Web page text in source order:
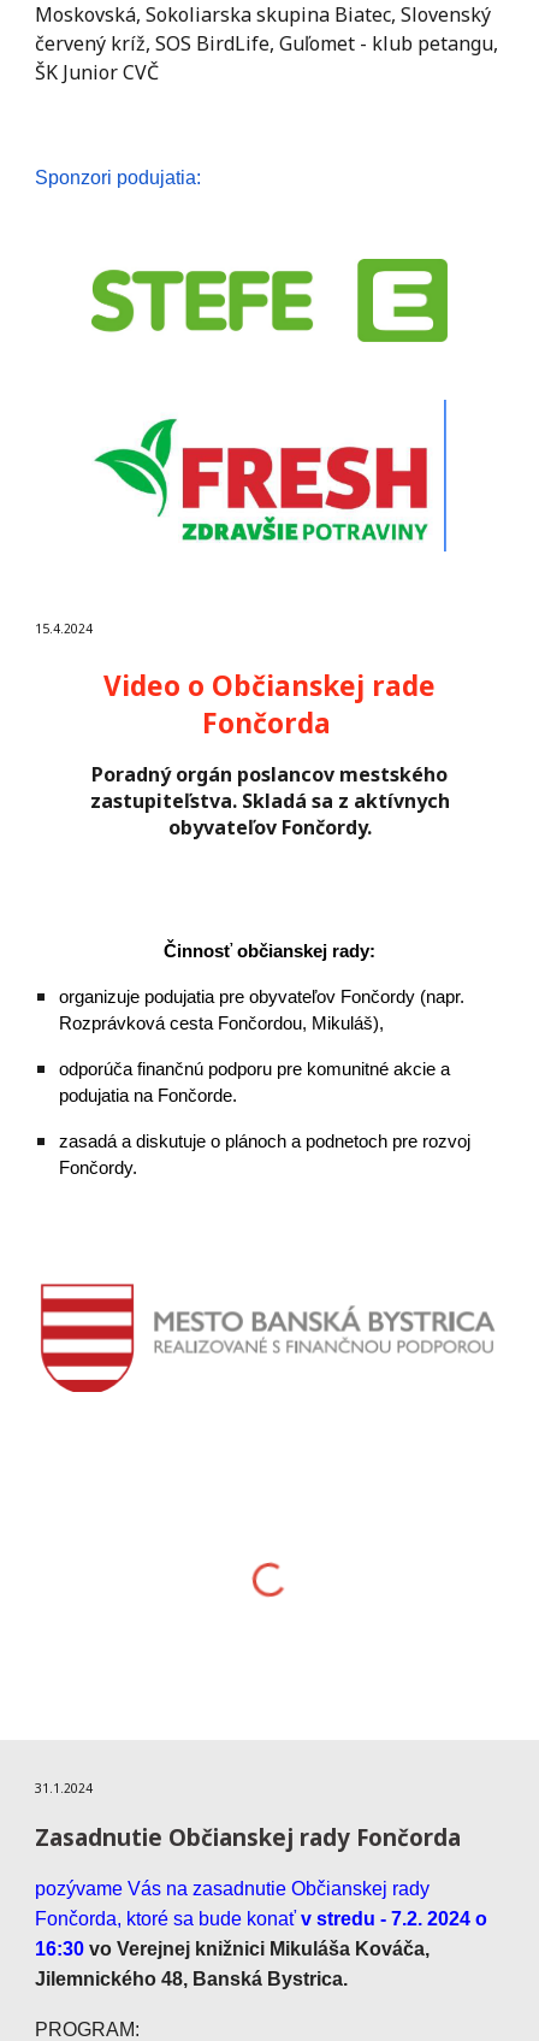
Moskovská, Sokoliarska skupina Biatec, Slovenský
červený kríž,SOS BirdLife,Guľomet - klub petangu,
ŠK Junior CVČ
Sponzori podujatia:
15.4.2024
Video o Občianskej rade
Fončorda
Poradný orgán poslancov mestského
zastupiteľstva. Skladá sa z aktívnych
obyvateľov Fončordy.
Činnosť občianskej rady:
organizuje podujatia pre obyvateľov Fončordy (napr.
Rozprávková cesta Fončordou, Mikuláš),
odporúča finančnú podporu pre komunitné akcie a
podujatia na Fončorde.
zasadá a diskutuje o plánoch a podnetoch pre rozvoj
Fončordy.
31 .1 .2024
Zasadnutie Občianskej rady Fončorda
pozývame Vás na zasadnutie Občianskej rady
Fončorda, ktoré sa bude konaťv stredu -7.2. 2024 o
16:30vo Verejnej knižnici Mikuláša Kováča,
Jilemnického 48, Banská Bystrica.
PROGRAM: